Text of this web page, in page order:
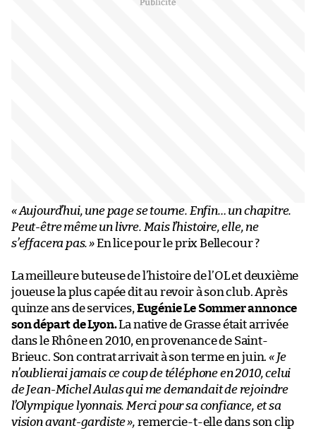
« Aujourd’hui, une page se tourne. Enfin… un chapitre.
Peut-être même un livre. Mais l’histoire, elle, ne
s’effacera pas.»En lice pour le prix Bellecour ?
La meilleure buteuse de l’histoire de l’OL et deuxième
joueuse la plus capée dit au revoir à son club. Après
quinze ans de services, Eugénie Le Sommer annonce
son départ de Lyon.La native de Grasse était arrivée
dans le Rhône en 2010, en provenance de Saint-
Brieuc. Son contrat arrivait à son terme en juin.« Je
n’oublierai jamais ce coup de téléphone en 2010, celui
de Jean-Michel Aulas qui me demandait de rejoindre
l’Olympique lyonnais. Merci pour sa confiance, et sa
vision avant-gardiste», remercie-t-elle dans son clip